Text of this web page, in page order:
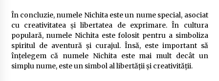
În concluzie, numele Nichita este un nume special, asociat
cu creativitatea și libertatea de exprimare. În cultura
populară, numele Nichita este folosit pentru a simboliza
spiritul de aventură și curajul. Însă, este important să
înțelegem că numele Nichita este mai mult decât un
simplu nume, este un simbol al libertății și creativității.